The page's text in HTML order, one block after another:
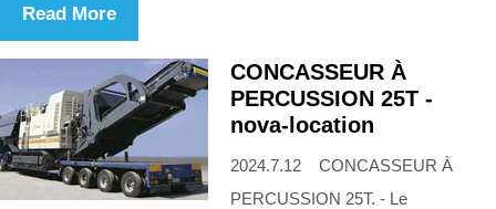
Read More
CONCASSEUR À
PERCUSSION 25T -
nova-location
2024.7.12 CONCASSEUR À
PERCUSSION 25T. - Le